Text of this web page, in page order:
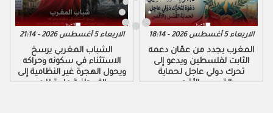
الاربعاء 5 أغسطس 2026 - 21:14
الشباب المغربي يرسخ
الاستثناء في سكونه وحراكه
ويحول الهجرة غير النظامية إلى
رسالة وطنية عابرة للحدود
الاربعاء 5 أغسطس 2026 - 18:14
المغرب يجدد من عمّان دعمه
الثابت لفلسطين ويدعو إلى
تحرك دولي عاجل لحماية
القدس والأقصى